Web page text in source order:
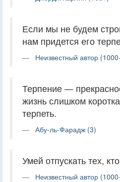
Если мы не будем
нам придется его
Неизвестный автор
Терпение —
жизнь слишком
терпеть.
Абу-ль-Фарадж (3)
Умей отпускать тех,
Неизвестный автор